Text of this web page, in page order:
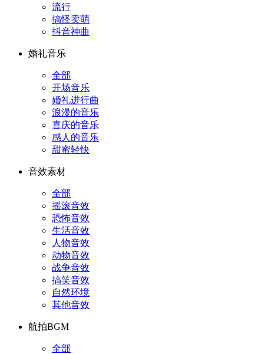
流行
搞怪卖萌
抖音神曲
婚礼音乐
全部
开场音乐
婚礼进行曲
浪漫的音乐
喜庆的音乐
感人的音乐
甜蜜轻快
音效素材
全部
摇滚音效
恐怖音效
生活音效
人物音效
动物音效
战争音效
搞笑音效
自然环境
其他音效
航拍BGM
全部